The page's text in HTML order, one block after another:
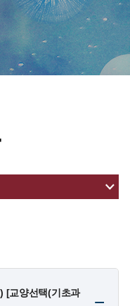
[교양선택(기초과